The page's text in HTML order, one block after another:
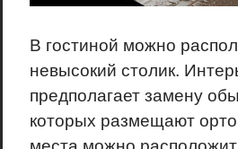
В гостиной можно
невысокий столик.
предполагает замену
которых размещают